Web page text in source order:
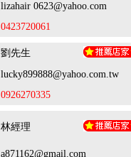
lizahair 0623@yahoo.com
0423720061
劉先生
lucky899888@yahoo.com.tw
0926270335
林經理
a871162@gmail.com